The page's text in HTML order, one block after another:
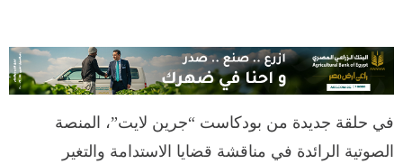
في حلقة جديدة من بودكاست “جرين لايت”، المنصة
الصوتية الرائدة في مناقشة قضايا الاستدامة والتغير